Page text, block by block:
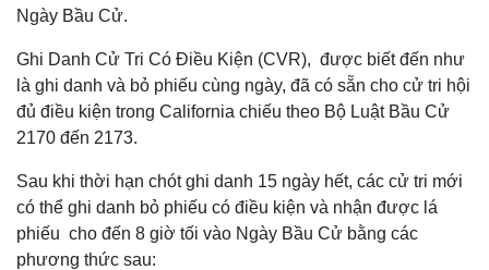
Ngày Bầu Cử.
Ghi Danh Cử Tri Có Điều Kiện (CVR), được biết đến như
là ghi danh và bỏ phiếu cùng ngày, đã có sẵn cho cử tri hội
đủ điều kiện trong California chiếu theo Bộ Luật Bầu Cử
2170 đến 2173.
Sau khi thời hạn chót ghi danh 15 ngày hết, các cử tri mới
có thể ghi danh bỏ phiếu có điều kiện và nhận được lá
phiếu cho đến 8 giờ tối vào Ngày Bầu Cử bằng các
phương thức sau: